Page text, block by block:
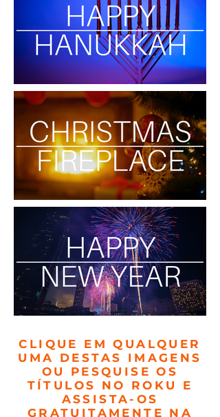
CLIQUE EM QUALQUER
UMA DESTAS IMAGENS
OU PESQUISE OS
TÍTULOS NO ROKU E
ASSISTA-OS
GRATUITAMENTE NA